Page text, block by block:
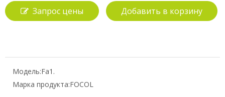
Запрос цены Добавить в корзину
Модель:Fa1.
Марка продукта:FOCOL